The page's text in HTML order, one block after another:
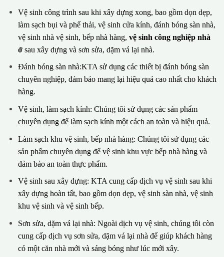
Vệ sinh công trình sau khi xây dựng xong, bao gồm dọn dẹp,
làm sạch bụi và phế thải, vệ sinh cửa kính, đánh bóng sàn nhà,
vệ sinh nhà vệ sinh, bếp nhà hàng, vệ sinh công nghiệp nhà
ởsau xây dựng và sơn sửa, dặm vá lại nhà.
Đánh bóng sàn nhà:KTA sử dụng các thiết bị đánh bóng sàn
chuyên nghiệp, đảm bảo mang lại hiệu quả cao nhất cho khách
hàng.
Vệ sinh, làm sạch kính: Chúng tôi sử dụng các sản phẩm
chuyên dụng để làm sạch kính một cách an toàn và hiệu quả.
Làm sạch khu vệ sinh, bếp nhà hàng: Chúng tôi sử dụng các
sản phẩm chuyên dụng để vệ sinh khu vực bếp nhà hàng và
đảm bảo an toàn thực phẩm.
Vệ sinh sau xây dựng: KTA cung cấp dịch vụ vệ sinh sau khi
xây dựng hoàn tất, bao gồm dọn dẹp, vệ sinh sàn nhà, vệ sinh
khu vệ sinh và vệ sinh bếp.
Sơn sửa, dặm vá lại nhà: Ngoài dịch vụ vệ sinh, chúng tôi còn
cung cấp dịch vụ sơn sửa, dặm vá lại nhà để giúp khách hàng
có một căn nhà mới và sáng bóng như lúc mới xây.